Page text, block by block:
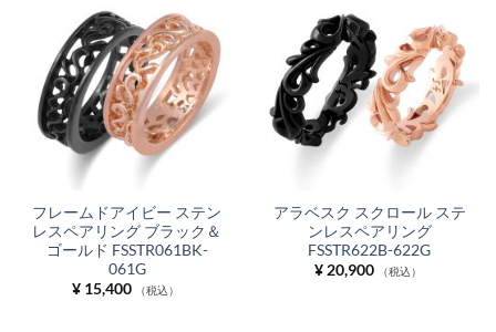
フレームドアイビー ステン
レスペアリング ブラック＆
ゴールド FSSTR061BK-
061G
¥15,400 （税込）
アラベスク スクロール ステ
ンレスペアリング
FSSTR622B-622G
¥20,900 （税込）